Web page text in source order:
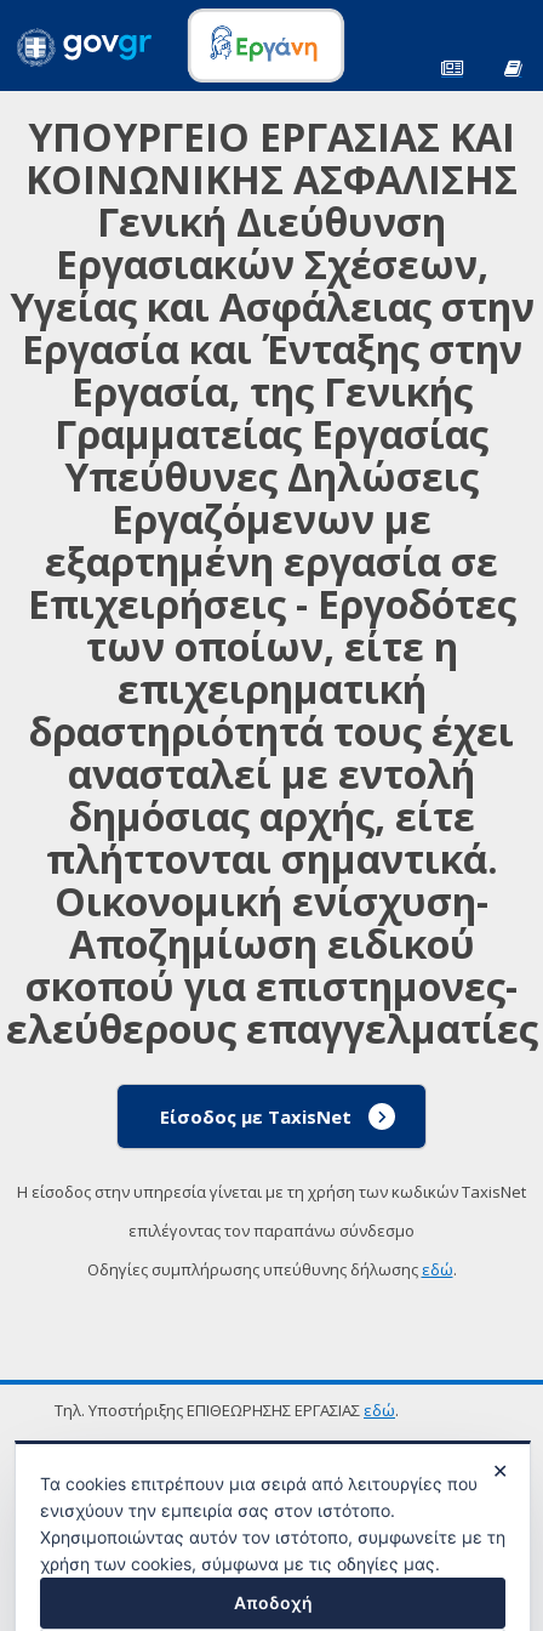
ΥΠΟΥΡΓΕΙΟ ΕΡΓΑΣΙΑΣ ΚΑΙ
ΚΟΙΝΩΝΙΚΗΣ ΑΣΦΑΛΙΣΗΣ
Γενική Διεύθυνση
Εργασιακών Σχέσεων,
Υγείας και Ασφάλειας στην
Εργασία και Ένταξης στην
Εργασία, της Γενικής
Γραμματείας Εργασίας
Υπεύθυνες Δηλώσεις
Εργαζόμενων με
εξαρτημένη εργασία σε
Επιχειρήσεις - Εργοδότες
των οποίων, είτε η
επιχειρηματική
δραστηριότητά τους έχει
ανασταλεί με εντολή
δημόσιας αρχής, είτε
πλήττονται σημαντικά.
Οικονομική ενίσχυση-
Αποζημίωση ειδικού
σκοπού για επιστημονες-
ελεύθερους επαγγελματίες
Είσοδος με TaxisNet
Η είσοδος στην υπηρεσία γίνεται με τη χρήση των κωδικών TaxisNet
επιλέγοντας τον παραπάνω σύνδεσμο
Οδηγίες συμπλήρωσης υπεύθυνης δήλωσης εδώ.
Τηλ. Υποστήριξης ΕΠΙΘΕΩΡΗΣΗΣ ΕΡΓΑΣΙΑΣ εδώ.
ΟΡΟΙ ΧΡΗΣΗΣ
✕
Τα cookies επιτρέπουν μια σειρά από λειτουργίες που
ενισχύουν την εμπειρία σας στον ιστότοπο.
Χρησιμοποιώντας αυτόν τον ιστότοπο, συμφωνείτε με τη
χρήση των cookies, σύμφωνα με τις οδηγίες μας.
Αποδοχή